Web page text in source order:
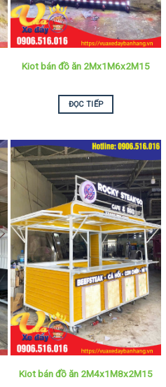
Kiot bán đồ ăn 2Mx1M6x2M15
ĐỌC TIẾP
Kiot bán đồ ăn 2M4x1M8x2M15